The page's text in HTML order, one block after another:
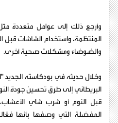
وأرجع ذلك إلى عوامل متعددة مثل
المنتظمة، واستخدام الشاشات قبل
والضوضاء ومشكلات صحية أخرى.
وخلال حديثه في بودكاسته الجديد
البريطاني إلى طرق تحسين جودة
قبل النوم أو شرب شاي
المفضلة التي وصفها بأنها